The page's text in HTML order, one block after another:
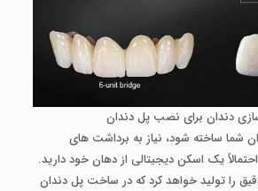
دندان برای نصب پل دندان
شما ساخته شود، نیاز به برداشت ­های
یک اسکن دیجیتالی از دهان خود دارید.
را تولید خواهد کرد که در ساخت پل دندان